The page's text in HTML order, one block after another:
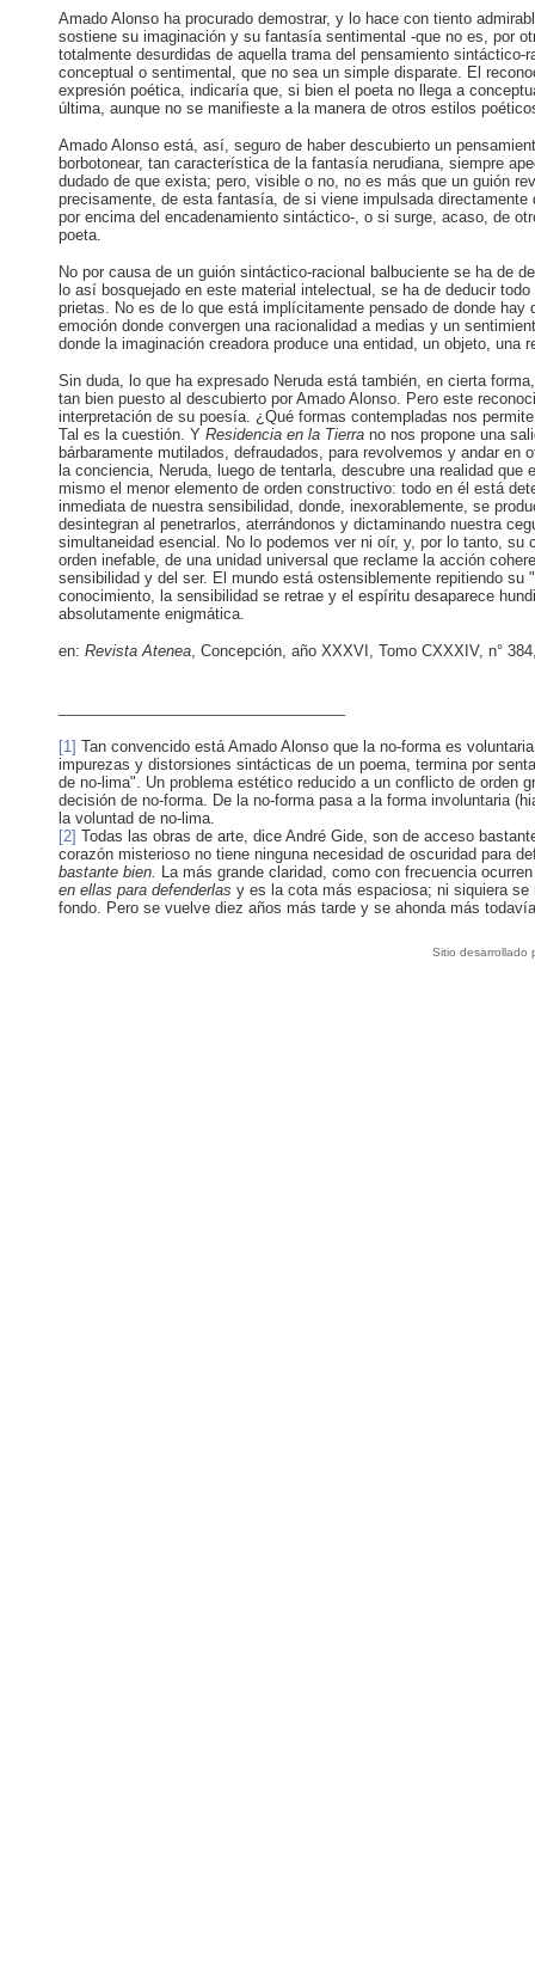
Amado Alonso ha procurado demostrar, y lo hace con tiento
sostiene su imaginación y su fantasía sentimental -que no es, por
totalmente desurdidas de aquella trama del pensamiento
conceptual o sentimental, que no sea un simple disparate. El
expresión poética, indicaría que, si bien el poeta no llega a
última, aunque no se manifieste a la manera de otros estilos
Amado Alonso está, así, seguro de haber descubierto un
borbotonear, tan característica de la fantasía nerudiana, siempre
dudado de que exista; pero, visible o no, no es más que un guión
precisamente, de esta fantasía, de si viene impulsada
por encima del encadenamiento sintáctico-, o si surge, acaso, de
poeta.
No por causa de un guión sintáctico-racional balbuciente se ha de
lo así bosquejado en este material intelectual, se ha de deducir
prietas. No es de lo que está implícitamente pensado de donde
emoción donde convergen una racionalidad a medias y un
donde la imaginación creadora produce una entidad, un objeto, una
Sin duda, lo que ha expresado Neruda está también, en cierta
tan bien puesto al descubierto por Amado Alonso. Pero este
interpretación de su poesía. ¿Qué formas contempladas nos
Tal es la cuestión. Y Residencia en la Tierra no nos propone una
bárbaramente mutilados, defraudados, para revolvemos y andar
la conciencia, Neruda, luego de tentarla, descubre una realidad
mismo el menor elemento de orden constructivo: todo en él está
inmediata de nuestra sensibilidad, donde, inexorablemente, se
desintegran al penetrarlos, aterrándonos y dictaminando nuestra
simultaneidad esencial. No lo podemos ver ni oír, y, por lo tanto,
orden inefable, de una unidad universal que reclame la acción
sensibilidad y del ser. El mundo está ostensiblemente repitiendo
conocimiento, la sensibilidad se retrae y el espíritu desaparece
absolutamente enigmática.
en: Revista Atenea, Concepción, año XXXVI, Tomo CXXXIV, n°
[1] Tan convencido está Amado Alonso que la no-forma es
impurezas y distorsiones sintácticas de un poema, termina por
de no-lima". Un problema estético reducido a un conflicto de orden
decisión de no-forma. De la no-forma pasa a la forma involuntaria
la voluntad de no-lima.
[2] Todas las obras de arte, dice André Gide, son de acceso
corazón misterioso no tiene ninguna necesidad de oscuridad para
bastante bien. La más grande claridad, como con frecuencia
en ellas para defenderlas y es la cota más espaciosa; ni siquiera
fondo. Pero se vuelve diez años más tarde y se ahonda más
Sitio desarrollado